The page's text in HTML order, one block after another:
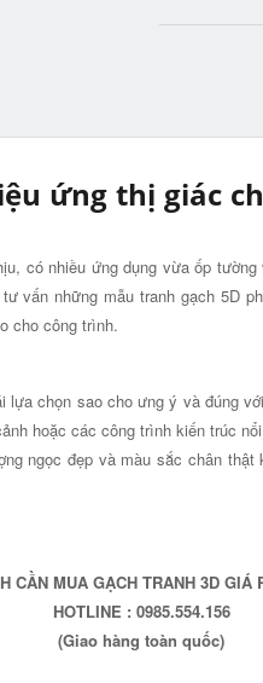
ứng thị giác
có nhiều ứng dụng vừa ốp
vấn những mẫu tranh gạch 5D
cho công trình.
lựa chọn sao cho ưng ý và đúng
hoặc các công trình kiến trúc
ngọc đẹp và màu sắc chân
CẦN MUA GẠCH TRANH 3D GIÁ
HOTLINE : 0985.554.156
(Giao hàng toàn quốc)